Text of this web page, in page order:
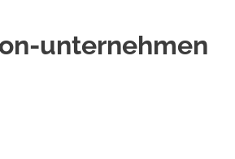
unternehmen